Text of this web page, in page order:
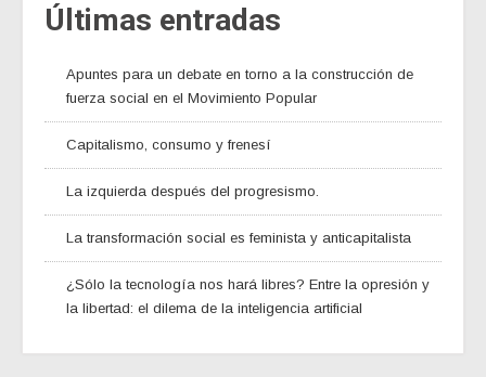
Últimas entradas
Apuntes para un debate en torno a la construcción de
fuerza social en el Movimiento Popular
Capitalismo, consumo y frenesí
La izquierda después del progresismo.
La transformación social es feminista y anticapitalista
¿Sólo la tecnología nos hará libres? Entre la opresión y
la libertad: el dilema de la inteligencia artificial